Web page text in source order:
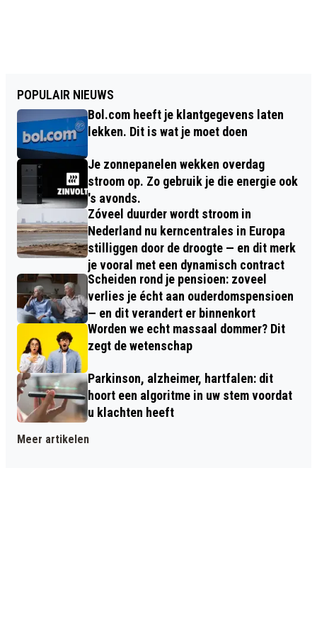
POPULAIR NIEUWS
Bol.com heeft je klantgegevens laten
lekken. Dit is wat je moet doen
Je zonnepanelen wekken overdag
stroom op. Zo gebruik je die energie ook
's avonds.
Zóveel duurder wordt stroom in
Nederland nu kerncentrales in Europa
stilliggen door de droogte — en dit merk
je vooral met een dynamisch contract
Scheiden rond je pensioen: zoveel
verlies je écht aan ouderdomspensioen
— en dit verandert er binnenkort
Worden we echt massaal dommer? Dit
zegt de wetenschap
Parkinson, alzheimer, hartfalen: dit
hoort een algoritme in uw stem voordat
u klachten heeft
Meer artikelen